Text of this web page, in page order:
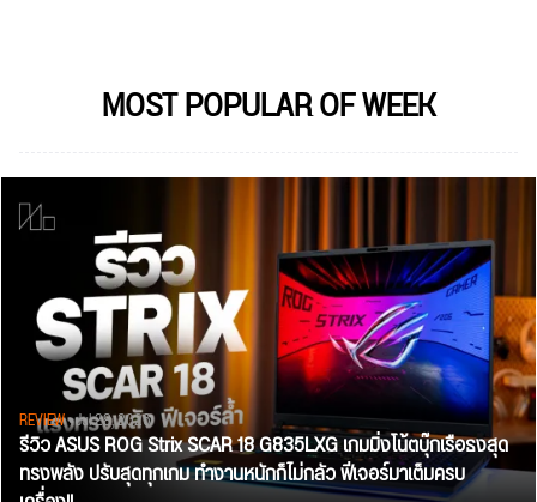
MOST POPULAR OF WEEK
REVIEW• Jul 28, 2026
รีวิว ASUS ROG Strix SCAR 18 G835LXG เกมมิ่งโน้ตบุ๊กเรือธงสุด
ทรงพลัง ปรับสุดทุกเกม ทำงานหนักก็ไม่กลัว ฟีเจอร์มาเต็มครบ